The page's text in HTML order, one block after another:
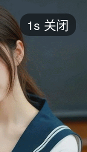
逆袭 玄幻
2023 2022
美国 韩国 日本
1s 关闭